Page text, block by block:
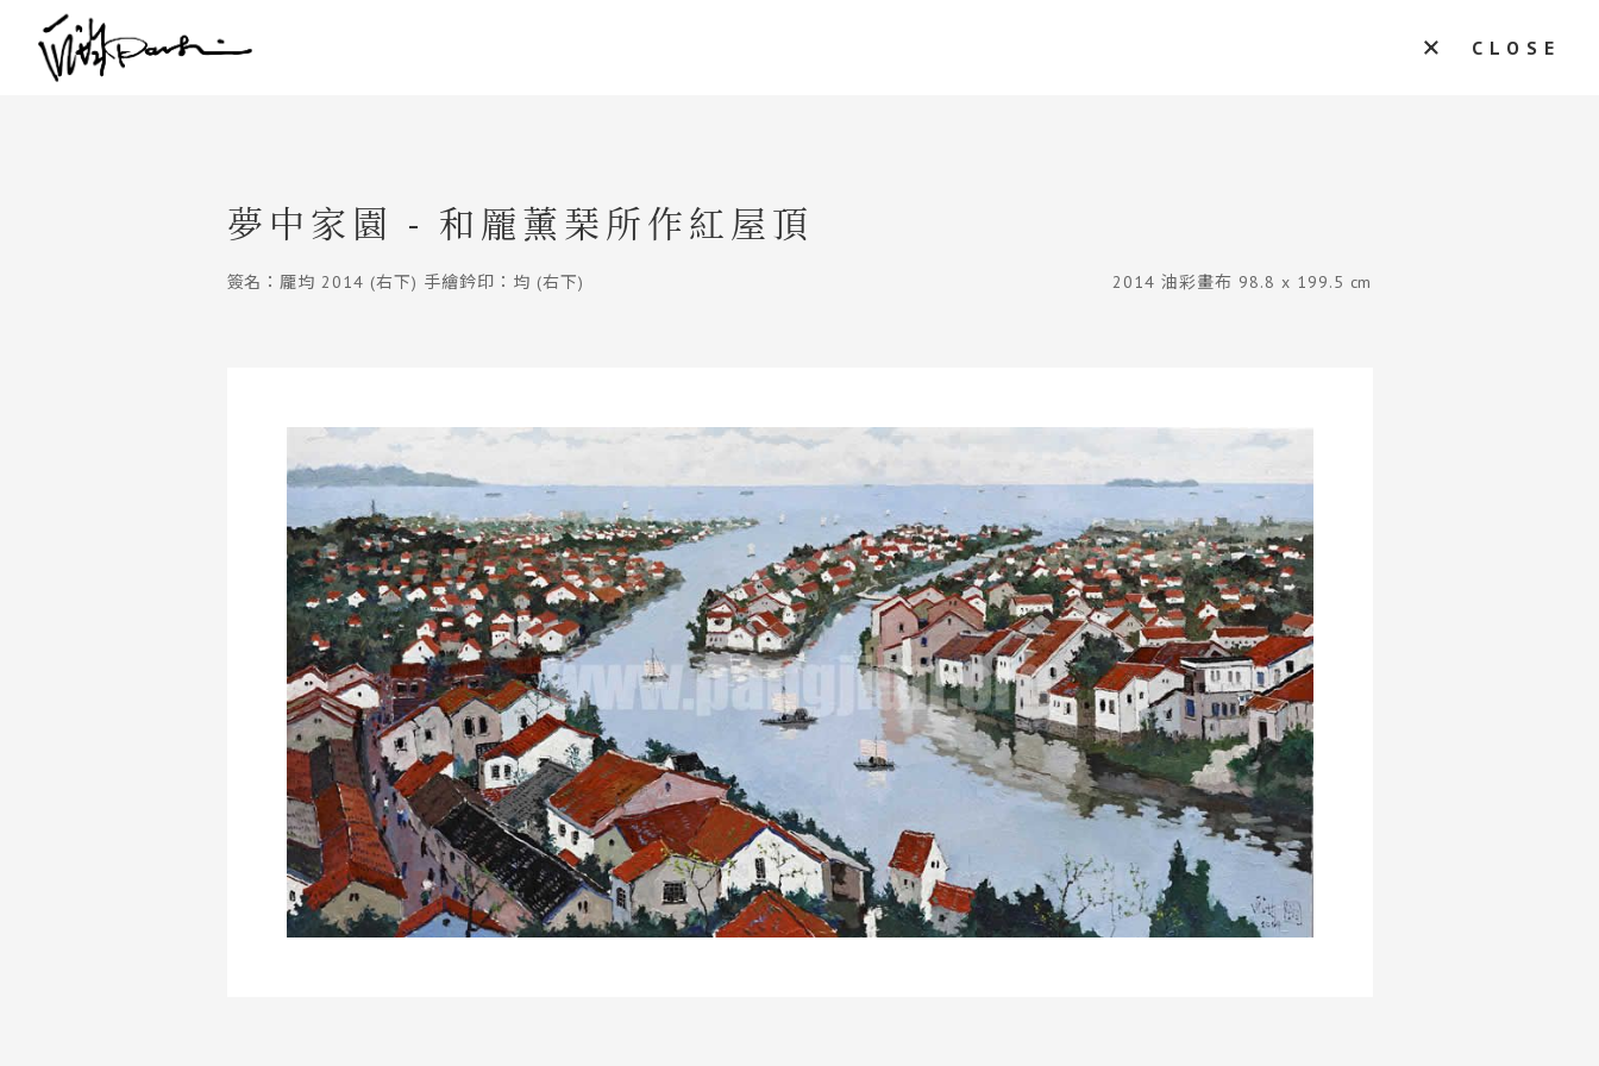
CLOSE
夢中家園 - 和龎薰琹所作紅屋頂
簽名：龎均 2014 (右下) 手繪鈐印：均 (右下) 2014 油彩畫布 98.8 x 199.5 cm